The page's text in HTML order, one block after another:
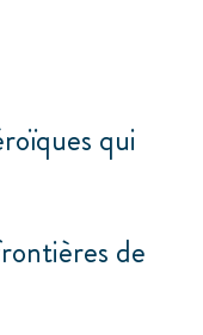
qui
de